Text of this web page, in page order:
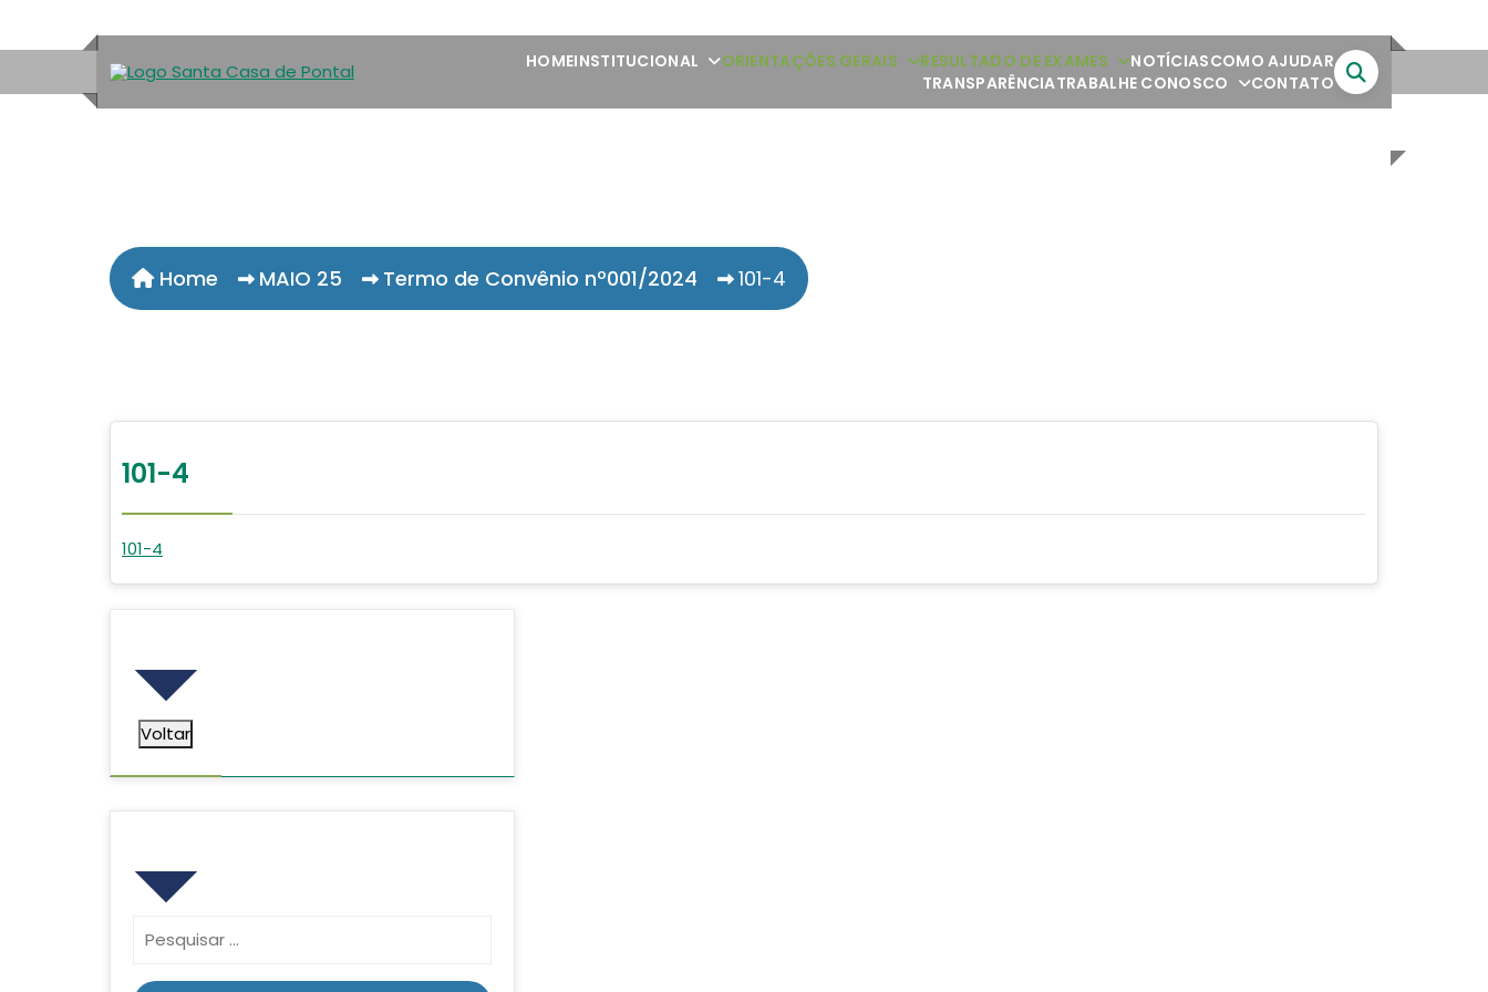
HOMEINSTITUCIONAL ORIENTAÇÕES GERAIS RESULTADO DE EXAMES NOTÍCIASCOMO AJUDAR
TRANSPARÊNCIATRABALHE CONOSCO CONTATO
Home MAIO 25 Termo de Convênio nº001/2024 101-4
101-4
101-4
Voltar